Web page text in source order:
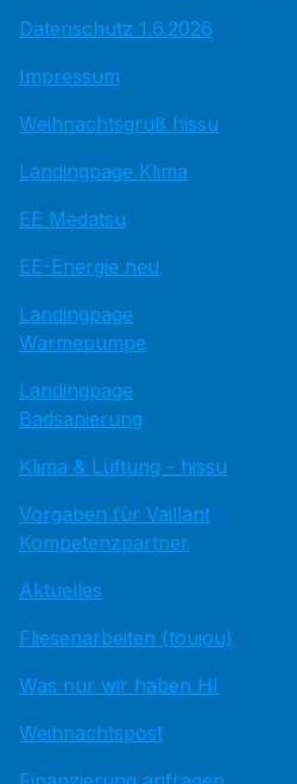
Datenschutz 1.6.2026
Impressum
Weihnachtsgruß hissu
Landingpage Klima
EE Medatsu
EE-Energie neu
Landingpage
Wärmepumpe
Landingpage
Badsanierung
Klima & Lüftung - hissu
Vorgaben für Vaillant
Kompetenzpartner
Aktuelles
Fliesenarbeiten (toujou)
Was nur wir haben HI
Weihnachtspost